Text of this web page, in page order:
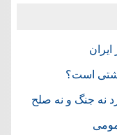
است؟
نه جنگ و نه صلح